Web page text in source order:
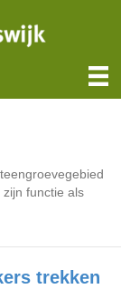
functie als
trekken